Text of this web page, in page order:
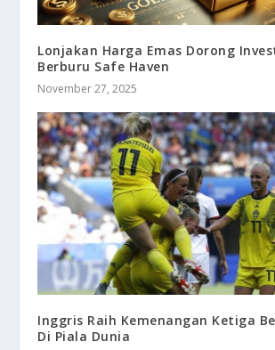
Lonjakan Harga Emas Dorong
Berburu Safe Haven
November 27, 2025
Inggris Raih Kemenangan Ketiga
Di Piala Dunia